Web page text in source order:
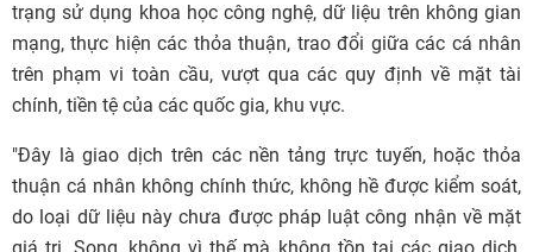
trạng sử dụng khoa học công nghệ, dữ liệu trên không gian
mạng, thực hiện các thỏa thuận, trao đổi giữa các cá nhân
trên phạm vi toàn cầu, vượt qua các quy định về mặt tài
chính, tiền tệ của các quốc gia, khu vực.
"Đây là giao dịch trên các nền tảng trực tuyến, hoặc thỏa
thuận cá nhân không chính thức, không hề được kiểm soát,
do loại dữ liệu này chưa được pháp luật công nhận về mặt